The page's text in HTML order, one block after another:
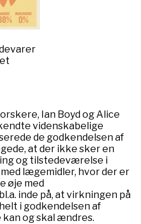
Ian Boyd og Alice
videnskabelige
de godkendelsen af
at der ikke sker en
og tilstedeværelse i
lægemidler, hvor der er
øje med
inde på, at virkningen på
i godkendelsen af
og skal ændres.